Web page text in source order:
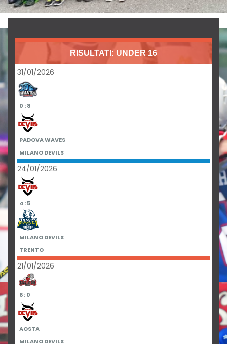
RISULTATI: UNDER 16
31/01/2026
0 : 8
PADOVA WAVES
MILANO DEVILS
24/01/2026
4 : 5
MILANO DEVILS
TRENTO
21/01/2026
6 : 0
AOSTA
MILANO DEVILS